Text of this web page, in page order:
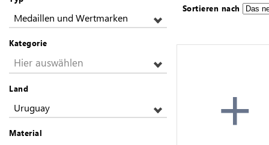
Medaillen und Wertmarken
Kategorie
Hier auswählen
Land
Uruguay
Material
Sortieren nach
+